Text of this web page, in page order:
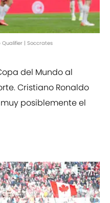
| Soccrates
del Mundo al
Cristiano Ronaldo
posiblemente el